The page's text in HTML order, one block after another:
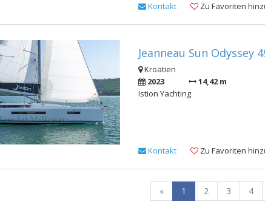
Kontakt Zu Favoriten
Jeanneau Sun Odyssey
Kroatien
2023
14,42 m
Istion Yachting
Kontakt Zu Favoriten
« 1 2 3 4